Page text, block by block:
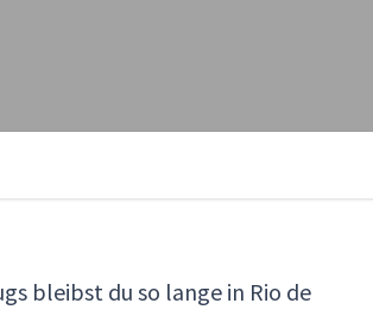
bleibst du so lange in Rio de